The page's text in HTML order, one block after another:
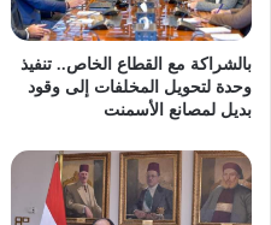
بالشراكة مع القطاع الخاص.. تنفيذ
وحدة لتحويل المخلفات إلى وقود
بديل لمصانع الأسمنت